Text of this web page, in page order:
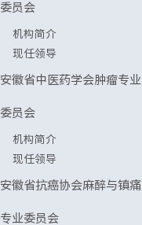
委员会
机构简介
现任领导
安徽省中医药学会肿瘤专业
委员会
机构简介
现任领导
安徽省抗癌协会麻醉与镇痛
专业委员会